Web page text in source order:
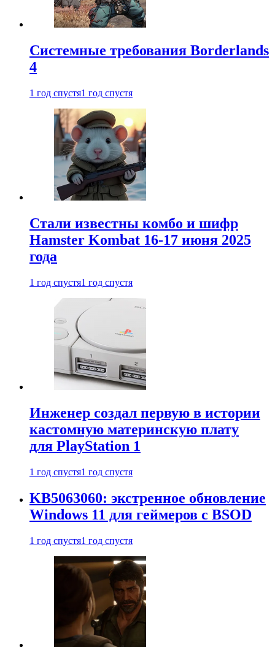
Системные требования Borderlands
4
1 год спустя1 год спустя
Стали известны комбо и шифр
Hamster Kombat 16-17 июня 2025
года
1 год спустя1 год спустя
Инженер создал первую в истории
кастомную материнскую плату
для PlayStation 1
1 год спустя1 год спустя
KB5063060: экстренное обновление
Windows 11 для геймеров с BSOD
1 год спустя1 год спустя